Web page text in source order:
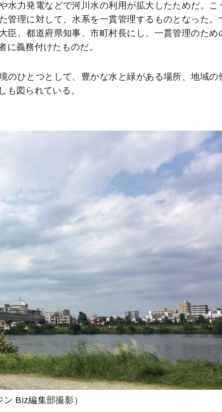
水力発電などで河川水の利用が拡大したためだ。こ
管理に対して、水系を一貫管理するものとなった。
臣、都道府県知事、市町村長にし、一貫管理のため
に義務付けたものだ。
のひとつとして、豊かな水と緑がある場所、地域の
も図られている。
Biz編集部撮影）